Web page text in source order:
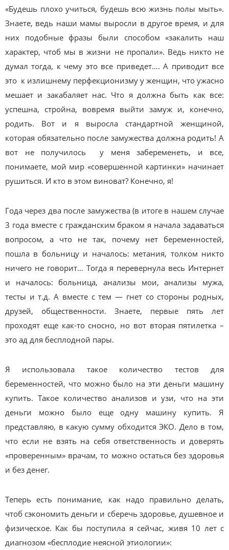
«Будешь плохо учиться, будешь всю жизнь полы мыть».
Знаете, ведь наши мамы выросли в другое время, и для
них подобные фразы были способом «закалить наш
характер, чтоб мы в жизни не пропали». Ведь никто не
думал тогда, к чему это все приведет…. А приводит все
это к излишнему перфекционизму у женщин, что ужасно
мешает и закабаляет нас. Что я должна быть как все:
успешна, стройна, вовремя выйти замуж и, конечно,
родить. Вот и я выросла стандартной женщиной,
которая обязательно после замужества должна родить! А
вот не получилось у меня забеременеть, и все,
понимаете, мой мир «совершенной картинки» начинает
рушиться. И кто в этом виноват? Конечно, я!
Года через два после замужества (в итоге в нашем случае
3 года вместе с гражданским браком я начала задаваться
вопросом, а что не так, почему нет беременностей,
пошла в больницу и началось: метания, толком никто
ничего не говорит… Тогда я перевернула весь Интернет
и началось: больница, анализы мои, анализы мужа,
тесты и т.д. А вместе с тем — гнет со стороны родных,
друзей, общественности. Знаете, первые пять лет
проходят еще как-то сносно, но вот вторая пятилетка –
это ад для бесплодной пары.
Я использовала такое количество тестов для
беременностей, что можно было на эти деньги машину
купить. Такое количество анализов и узи, что на эти
деньги можно было еще одну машину купить. Я
представляю, в какую сумму обходится ЭКО. Дело в том,
что если не взять на себя ответственность и доверять
«проверенным» врачам, то можно остаться без здоровья
и без денег.
Теперь есть понимание, как надо правильно делать,
чтоб сэкономить деньги и сберечь здоровье, душевное и
физическое. Как бы поступила я сейчас, живя 10 лет с
диагнозом «бесплодие неясной этиологии»: